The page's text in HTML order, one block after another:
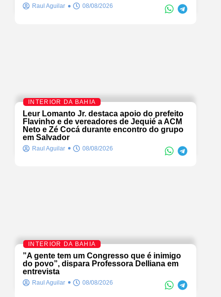
Raul Aguilar 08/08/2026
INTERIOR DA BAHIA
Leur Lomanto Jr. destaca apoio do prefeito
Flavinho e de vereadores de Jequié a ACM
Neto e Zé Cocá durante encontro do grupo
em Salvador
Raul Aguilar 08/08/2026
INTERIOR DA BAHIA
”A gente tem um Congresso que é inimigo
do povo”, dispara Professora Delliana em
entrevista
Raul Aguilar 08/08/2026